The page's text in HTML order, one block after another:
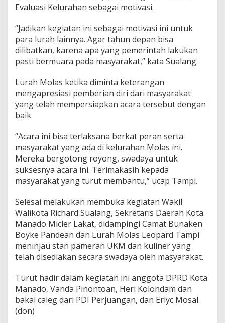
Evaluasi Kelurahan sebagai motivasi.
“Jadikan kegiatan ini sebagai motivasi ini untuk
para lurah lainnya. Agar tahun depan bisa
dilibatkan, karena apa yang pemerintah lakukan
pasti bermuara pada masyarakat,” kata Sualang.
Lurah Molas ketika diminta keterangan
mengapresiasi pemberian diri dari masyarakat
yang telah mempersiapkan acara tersebut dengan
baik.
“Acara ini bisa terlaksana berkat peran serta
masyarakat yang ada di kelurahan Molas ini.
Mereka bergotong royong, swadaya untuk
suksesnya acara ini. Terimakasih kepada
masyarakat yang turut membantu,” ucap Tampi.
Selesai melakukan membuka kegiatan Wakil
Walikota Richard Sualang, Sekretaris Daerah Kota
Manado Micler Lakat, didampingi Camat Bunaken
Boyke Pandean dan Lurah Molas Leopard Tampi
meninjau stan pameran UKM dan kuliner yang
telah disediakan secara swadaya oleh masyarakat.
Turut hadir dalam kegiatan ini anggota DPRD Kota
Manado, Vanda Pinontoan, Heri Kolondam dan
bakal caleg dari PDI Perjuangan, dan Erlyc Mosal.
(don)